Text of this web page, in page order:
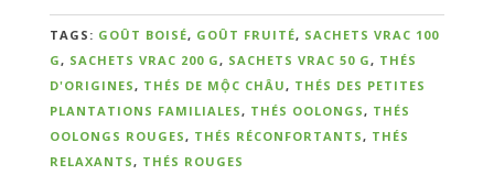
sommes-
nous
?
Témoignages
TÂM
ĐỎ
Cueillette
d'Automne
2024
quantity
TAGS: GOÛT BOISÉ, GOÛT FRUITÉ, SACHETS VRAC 100
G, SACHETS VRAC 200 G, SACHETS VRAC 50 G, THÉS
D'ORIGINES, THÉS DE MỘC CHÂU, THÉS DES PETITES
PLANTATIONS FAMILIALES, THÉS OOLONGS, THÉS
OOLONGS ROUGES, THÉS RÉCONFORTANTS, THÉS
RELAXANTS, THÉS ROUGES